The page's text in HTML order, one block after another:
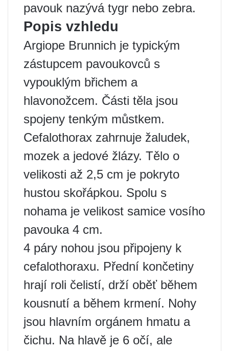
pavouk nazývá tygr nebo zebra.
Popis vzhledu
Argiope Brunnich je typickým
zástupcem pavoukovců s
vypouklým břichem a
hlavonožcem. Části těla jsou
spojeny tenkým můstkem.
Cefalothorax zahrnuje žaludek,
mozek a jedové žlázy. Tělo o
velikosti až 2,5 cm je pokryto
hustou skořápkou. Spolu s
nohama je velikost samice vosího
pavouka 4 cm.
4 páry nohou jsou připojeny k
cefalothoraxu. Přední končetiny
hrají roli čelistí, drží oběť během
kousnutí a během krmení. Nohy
jsou hlavním orgánem hmatu a
čichu. Na hlavě je 6 očí, ale